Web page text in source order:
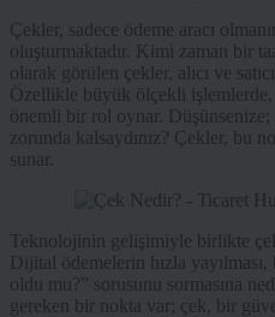
Çekler, sadece ödeme aracı
oluşturmaktadır. Kimi zaman bir
olarak görülen çekler, alıcı ve
Özellikle büyük ölçekli işlemlerde,
önemli bir rol oynar.
zorunda kalsaydınız? Çekler, bu
sunar.
Teknolojinin gelişimiyle birlikte
Dijital ödemelerin hızla
oldu mu?” sorusunu sormasına
gereken bir nokta var; çek, bir